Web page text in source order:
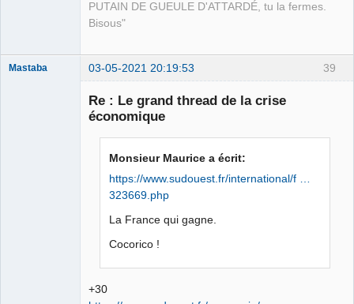
PUTAIN DE GUEULE D'ATTARDÉ, tu la fermes.
Bisous"
39
Mastaba 03-05-2021 20:19:53
OPTIJANCOMATIQUE
Re : Le grand thread de la crise
économique
Monsieur Maurice a écrit:
https://www.sudouest.fr/international/f …
323669.php
La France qui gagne.
Cocorico !
+30